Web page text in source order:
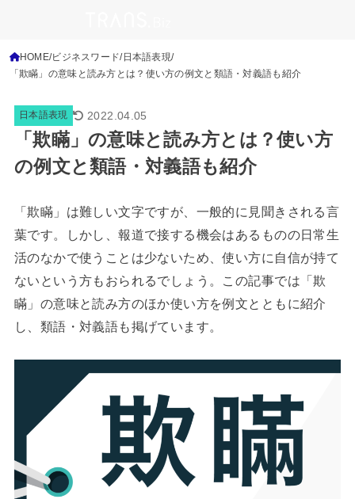
HOME ビジネスワード 日本語表現
「欺瞞」の意味と読み方とは？使い方の例文と類語・対義語も紹介
日本語表現 2022.04.05
「欺瞞」の意味と読み方とは？使い方
の例文と類語・対義語も紹介
「欺瞞」は難しい文字ですが、一般的に見聞きされる言
葉です。しかし、報道で接する機会はあるものの日常生
活のなかで使うことは少ないため、使い方に自信が持て
ないという方もおられるでしょう。この記事では「欺
瞞」の意味と読み方のほか使い方を例文とともに紹介
し、類語・対義語も掲げています。